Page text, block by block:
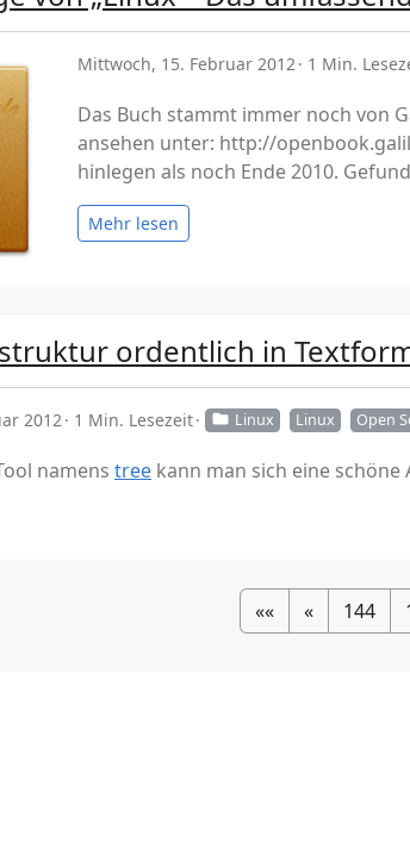
Mittwoch, 15. Februar 2012 1 Min.
Das Buch stammt immer noch von
ansehen unter: http://
hinlegen als noch Ende 2010.
Mehr lesen
ordentlich in
2012 1 Min. Lesezeit Linux Linux Open
namens tree kann man sich eine
«« « 144